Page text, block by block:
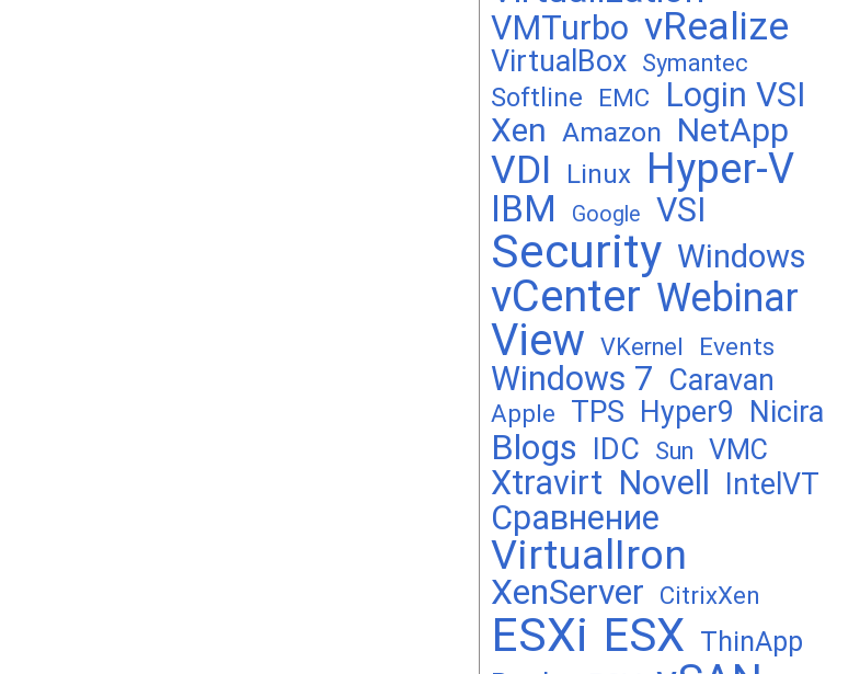
VMTurbo vRealize
VirtualBox Symantec
Softline EMC
Login VSI
Xen Amazon NetApp
VDI Linux Hyper-V
IBM Google VSI
Security Windows
vCenter Webinar
View VKernel Events
Windows 7 Caravan
Apple TPS Hyper9 Nicira
Blogs IDC Sun VMC
Xtravirt Novell IntelVT
Сравнение
VirtualIron
XenServer CitrixXen
ESXi ESX ThinApp